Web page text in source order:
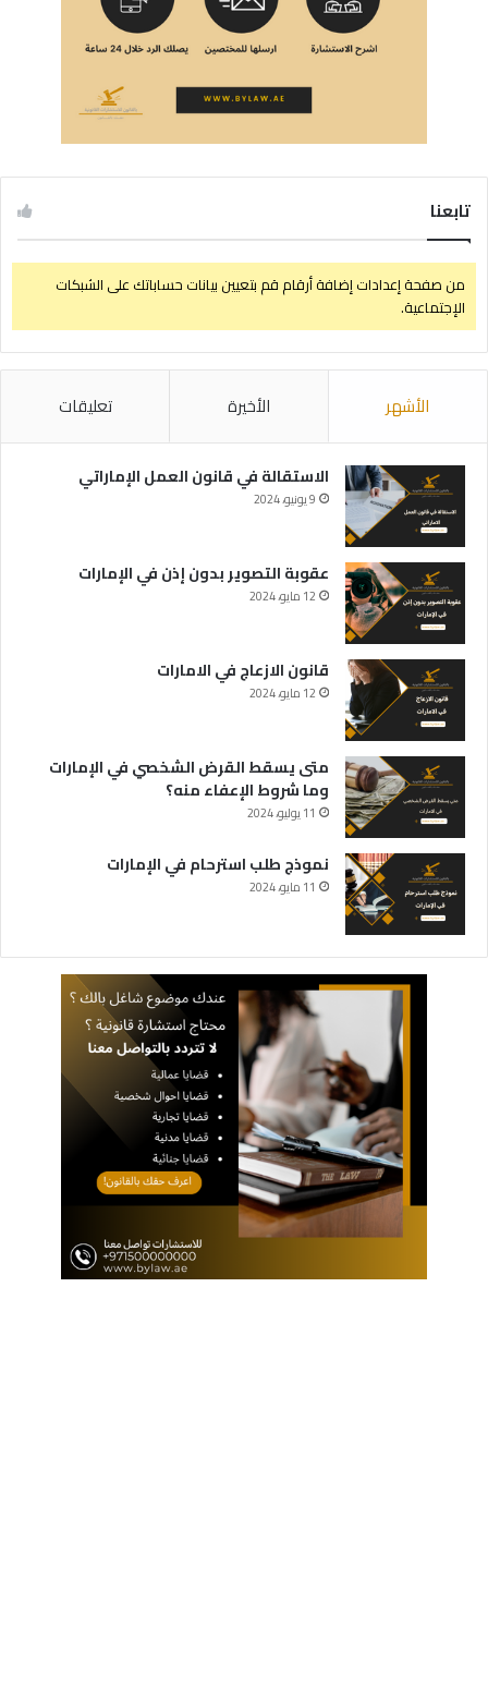
تابعنا
من صفحة إعدادات إضافة أرقام قم بتعيين بيانات حساباتك على الشبكات
الإجتماعية.
الأشهر الأخيرة تعليقات
الاستقالة في قانون العمل الإماراتي
9 يونيو، 2024
عقوبة التصوير بدون إذن في الإمارات
12 مايو، 2024
قانون الازعاج في الامارات
12 مايو، 2024
متى يسقط القرض الشخصي في الإمارات
وما شروط الإعفاء منه؟
11 يوليو، 2024
نموذج طلب استرحام في الإمارات
11 مايو، 2024